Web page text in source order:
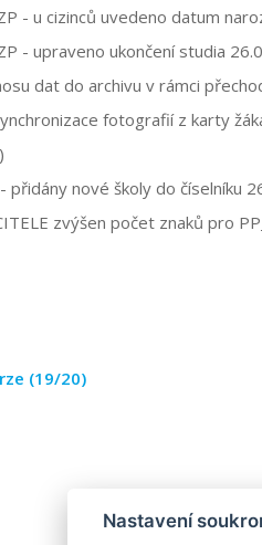
- u cizinců uvedeno datum
- upraveno ukončení studia
dat do archivu v rámci
fotografií z karty
přidány nové školy do číselníku
zvýšen počet znaků pro
(19/20)
Nastavení